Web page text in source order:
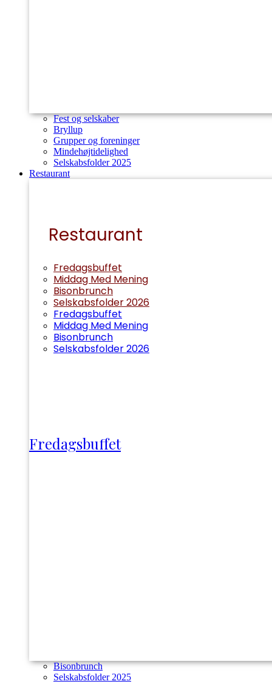
Fest og selskaber
Bryllup
Grupper og foreninger
Mindehøjtidelighed
Selskabsfolder 2025
Restaurant
Restaurant
Fredagsbuffet
Middag Med Mening
Bisonbrunch
Selskabsfolder 2026
Fredagsbuffet
Middag Med Mening
Bisonbrunch
Selskabsfolder 2026
Fredagsbuffet
Bisonbrunch
Selskabsfolder 2025